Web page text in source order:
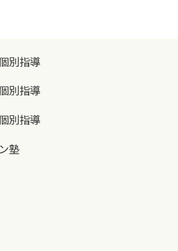
別指導
別指導
別指導
塾